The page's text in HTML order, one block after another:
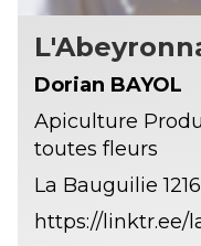
Dorian BAYOL
Apiculture
toutes fleurs
La Bauguilie
https://linktr.ee/